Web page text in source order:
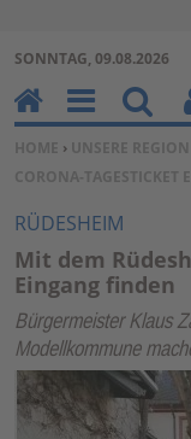
SONNTAG, 09.08.2026
SIE BEFINDEN SICH HIER:
HOME › UNSERE REGION
CORONA-TAGESTICKET
RÜDESHEIM
Mit dem
Eingang finden
Bürgermeister Klaus
Modellkommune
H
o
m
e
M
en
u
Su
ch
en
tz